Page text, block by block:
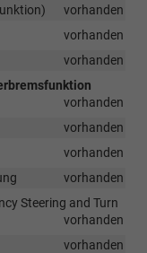
vorhanden
vorhanden
vorhanden
vorhanden
vorhanden
vorhanden
vorhanden
Steering and Turn
vorhanden
vorhanden